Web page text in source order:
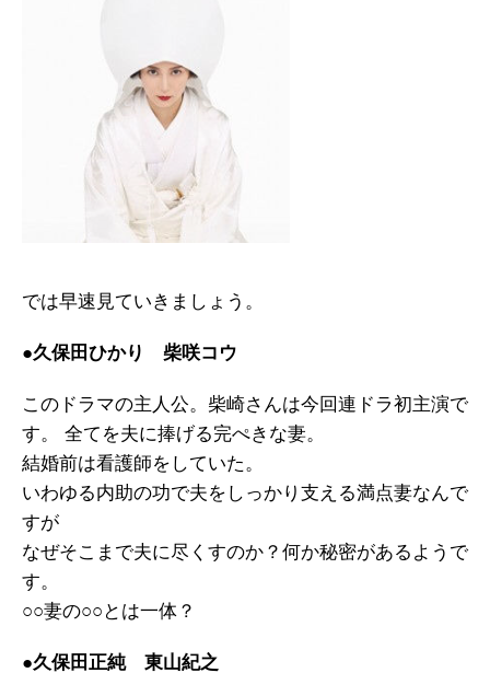
では早速見ていきましょう。
●久保田ひかり 柴咲コウ
このドラマの主人公。柴崎さんは今回連ドラ初主演で
す。 全てを夫に捧げる完ぺきな妻。
結婚前は看護師をしていた。
いわゆる内助の功で夫をしっかり支える満点妻なんで
すが
なぜそこまで夫に尽くすのか？何か秘密があるようで
す。
○○妻の○○とは一体？
●久保田正純 東山紀之